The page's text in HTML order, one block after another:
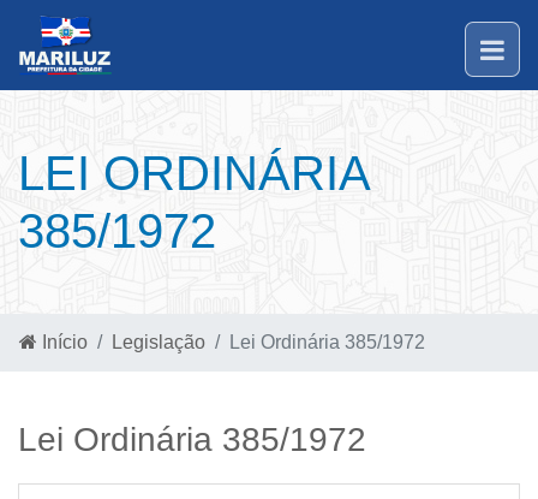
LEI ORDINÁRIA
385/1972
Início Legislação Lei Ordinária 385/1972
Lei Ordinária 385/1972